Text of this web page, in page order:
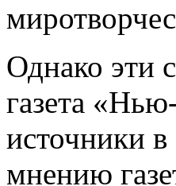
Однако эти
газета
источники
мнению